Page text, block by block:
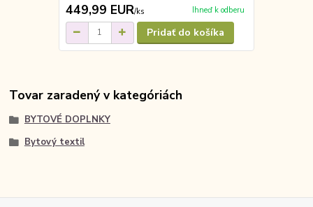
449,99 EUR/ks Ihneď k odberu
Pridať do košíka
Tovar zaradený v kategóriách
BYTOVÉ DOPLNKY
Bytový textil